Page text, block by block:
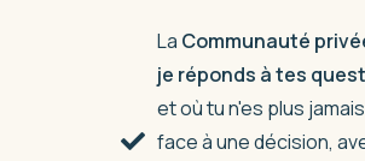
La Communauté
je réponds à tes
et où tu n'es plus
face à une décision,